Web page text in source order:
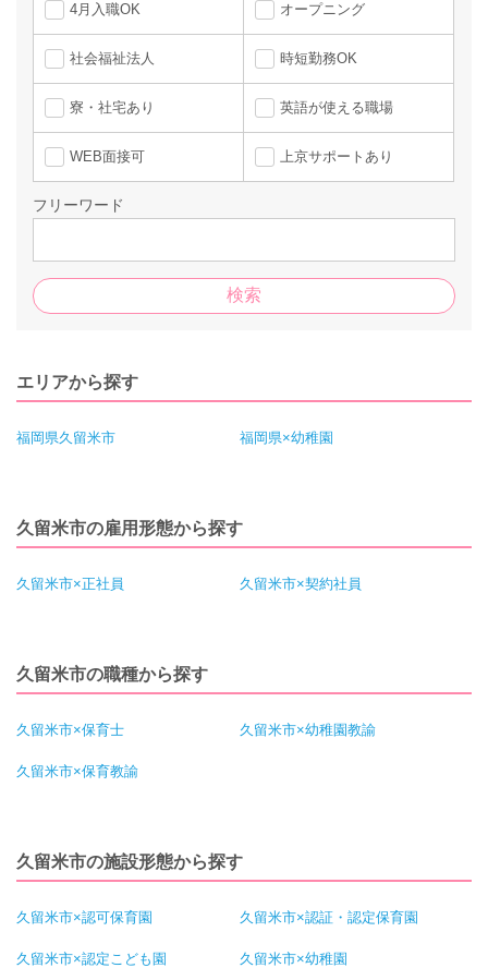
4月入職OK オープニング
社会福祉法人 時短勤務OK
寮・社宅あり 英語が使える職場
WEB面接可 上京サポートあり
フリーワード
エリアから探す
福岡県久留米市 福岡県×幼稚園
久留米市の雇用形態から探す
久留米市×正社員 久留米市×契約社員
久留米市の職種から探す
久留米市×保育士 久留米市×幼稚園教諭
久留米市×保育教諭
久留米市の施設形態から探す
久留米市×認可保育園 久留米市×認証・認定保育園
久留米市×認定こども園 久留米市×幼稚園